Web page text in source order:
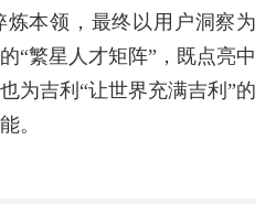
本领，最终以用户洞察为
“繁星人才矩阵” ，既点亮中
为吉利 “让世界充满吉利”的
。